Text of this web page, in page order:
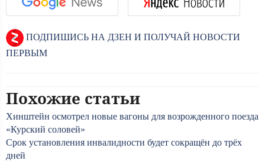
ПОДПИШИСЬ НА ДЗЕН И ПОЛУЧАЙ НОВОСТИ
ПЕРВЫМ
Похожие статьи
Хинштейн осмотрел новые вагоны для возрожденного поезда
«Курский соловей»
Срок установления инвалидности будет сокращён до трёх
дней